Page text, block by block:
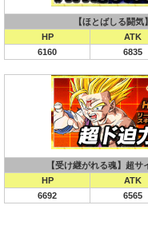
【ほとばしる闘
HP
ATK
6160
6835
【受け継がれる魂】超
HP
ATK
6692
6565